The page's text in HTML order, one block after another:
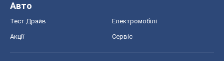
Авто
Тест Драйв Електромобілі
Акції Сервіс